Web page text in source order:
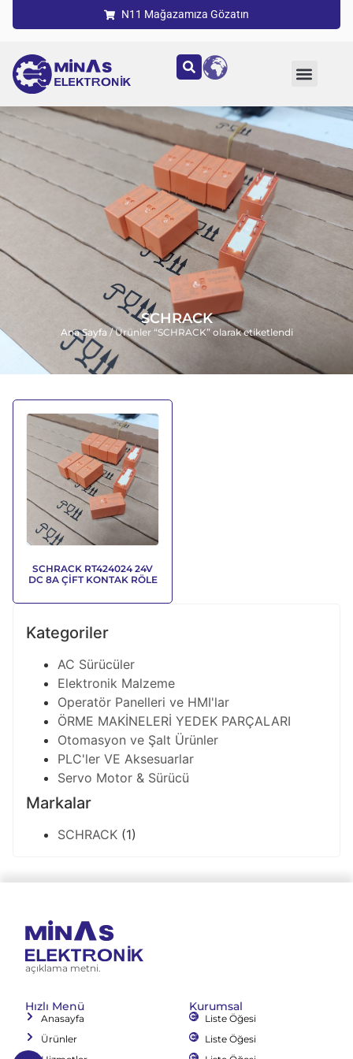
N11 Mağazamıza Gözatın
SCHRACK
Ana Sayfa / Ürünler “SCHRACK” olarak etiketlendi
Kategoriler
AC Sürücüler
Elektronik Malzeme
Operatör Panelleri ve HMI'lar
ÖRME MAKİNELERİ YEDEK PARÇALARI
Otomasyon ve Şalt Ürünler
PLC'ler VE Aksesuarlar
Servo Motor & Sürücü
Markalar
SCHRACK (1)
SCHRACK RT424024 24V
DC 8A ÇİFT KONTAK RÖLE
açıklama metni.
Hızlı Menü
Anasayfa
Ürünler
Kurumsal
Liste Öğesi
Liste Öğesi